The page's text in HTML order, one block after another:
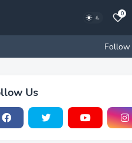
0
Follow
Us